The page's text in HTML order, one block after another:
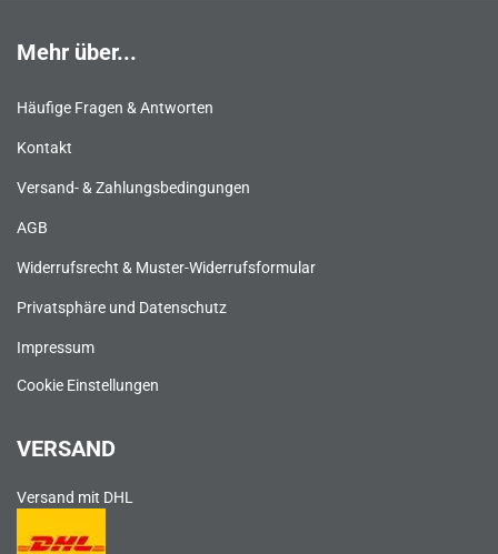
Mehr über...
Häufige Fragen & Antworten
Kontakt
Versand- & Zahlungsbedingungen
AGB
Widerrufsrecht & Muster-Widerrufsformular
Privatsphäre und Datenschutz
Impressum
Cookie Einstellungen
VERSAND
Versand mit DHL